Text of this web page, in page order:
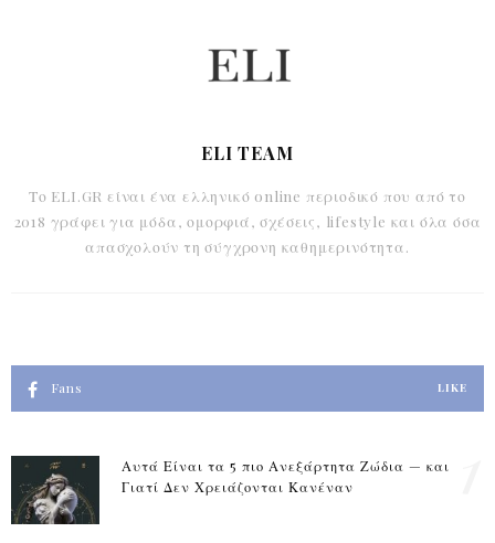
ELI TEAM
Το ELI.GR είναι ένα ελληνικό online περιοδικό που από το
2018 γράφει για μόδα, ομορφιά, σχέσεις, lifestyle και όλα όσα
απασχολούν τη σύγχρονη καθημερινότητα.
Fans LIKE
Αυτά Είναι τα 5 πιο Ανεξάρτητα Ζώδια — και
Γιατί Δεν Χρειάζονται Κανέναν